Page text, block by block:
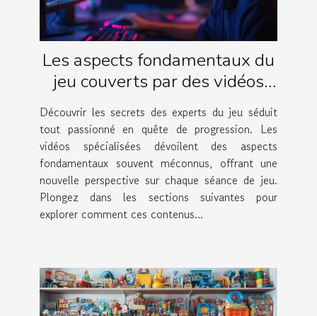
Les aspects fondamentaux du
jeu couverts par des vidéos
d'experts
Découvrir les secrets des experts du jeu séduit
tout passionné en quête de progression. Les
vidéos spécialisées dévoilent des aspects
fondamentaux souvent méconnus, offrant une
nouvelle perspective sur chaque séance de jeu.
Plongez dans les sections suivantes pour
explorer comment ces contenus...